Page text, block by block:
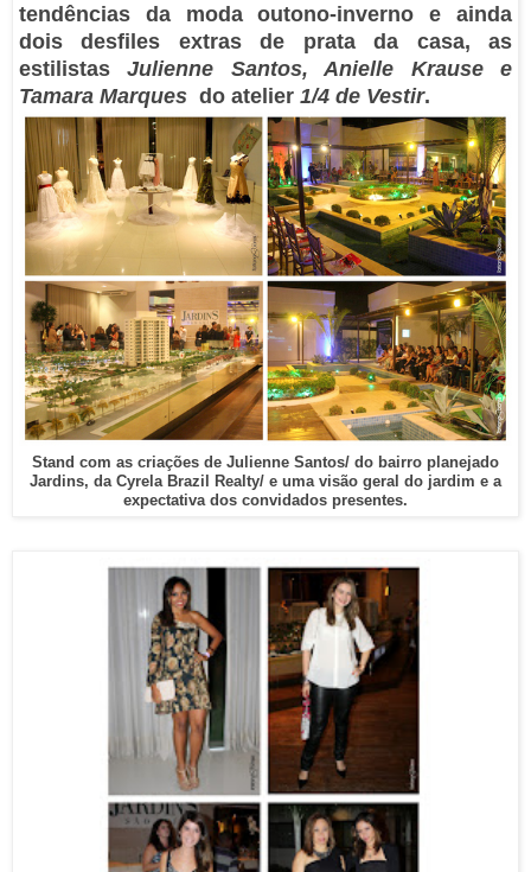
tendências da moda outono-inverno e ainda
dois desfiles extras de prata da casa, as
estilistasJulienne Santos, Anielle Krause e
Tamara Marques do atelier 1/4 de Vestir.
Stand com as criações de Julienne Santos/ do bairro planejado
Jardins, da Cyrela Brazil Realty/ e uma visão geral do jardim e a
expectativa dos convidados presentes.